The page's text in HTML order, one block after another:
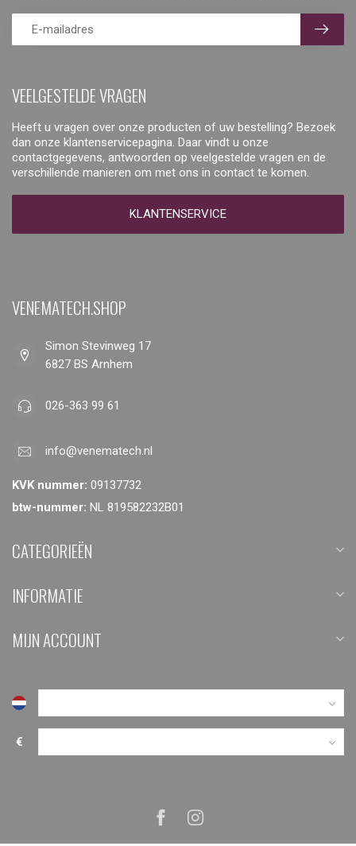
VEELGESTELDE VRAGEN
Heeft u vragen over onze producten of uw bestelling? Bezoek
dan onze klantenservicepagina. Daar vindt u onze
contactgegevens, antwoorden op veelgestelde vragen en de
verschillende manieren om met ons in contact te komen.
KLANTENSERVICE
VENEMATECH.SHOP
Simon Stevinweg 17
6827 BS Arnhem
026-363 99 61
info@venematech.nl
KVK nummer: 09137732
btw-nummer: NL 819582232B01
CATEGORIEËN
INFORMATIE
MIJN ACCOUNT
€